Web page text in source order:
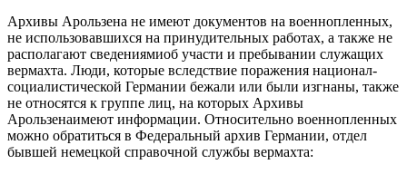
Архивы Арользена не имеют документов на военнопленных,
не использовавшихся на принудительных работах, а также не
располагают сведениямиоб участи и пребывании служащих
вермахта. Люди, которые вследствие поражения национал-
социалистической Германии бежали или были изгнаны, также
не относятся к группе лиц, на которых Архивы
Арользенаимеют информации. Относительно военнопленных
можно обратиться в Федеральный архив Германии, отдел
бывшей немецкой справочной службы вермахтa: